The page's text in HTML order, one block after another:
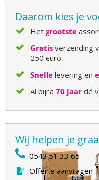
Daarom kies je
Het grootste
Gratis verzending
250 euro
Snelle levering en
Al bijna 70 jaar dé
Wij helpen je
0543 51 33 65
Offerte aanvragen